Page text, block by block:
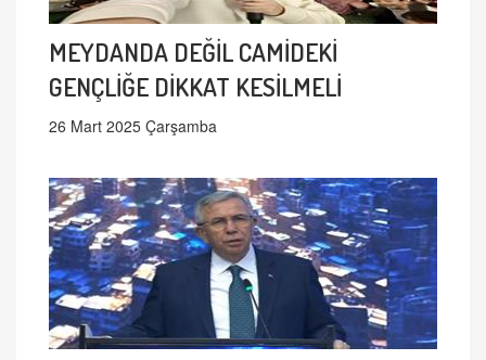
MEYDANDA DEĞİL CAMİDEKİ
GENÇLİĞE DİKKAT KESİLMELİ
26 Mart 2025 Çarşamba